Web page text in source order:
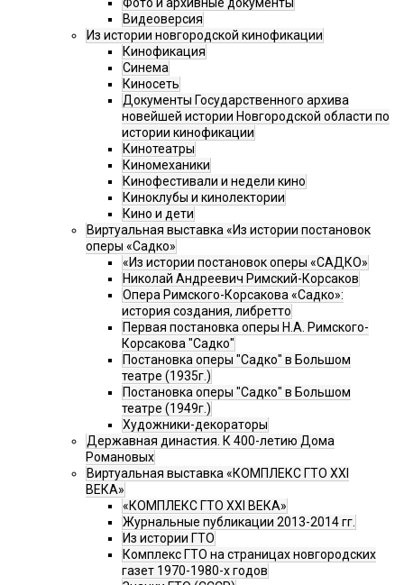
Фото и архивные документы
Видеоверсия
Из истории новгородской кинофикации
Кинофикация
Синема
Киносеть
Документы Государственного архива
новейшей истории Новгородской области по
истории кинофикации
Кинотеатры
Киномеханики
Кинофестивали и недели кино
Киноклубы и кинолектории
Кино и дети
Виртуальная выставка «Из истории постановок
оперы «Садко»
«Из истории постановок оперы «САДКО»
Николай Андреевич Римский-Корсаков
Опера Римского-Корсакова «Садко»:
история создания, либретто
Первая постановка оперы Н.А. Римского-
Корсакова "Садко"
Постановка оперы "Садко" в Большом
театре (1935г.)
Постановка оперы "Садко" в Большом
театре (1949г.)
Художники-декораторы
Державная династия. К 400-летию Дома
Романовых
Виртуальная выставка «КОМПЛЕКС ГТО XXI
ВЕКА»
«КОМПЛЕКС ГТО XXI ВЕКА»
Журнальные публикации 2013-2014 гг.
Из истории ГТО
Комплекс ГТО на страницах новгородских
газет 1970-1980-х годов